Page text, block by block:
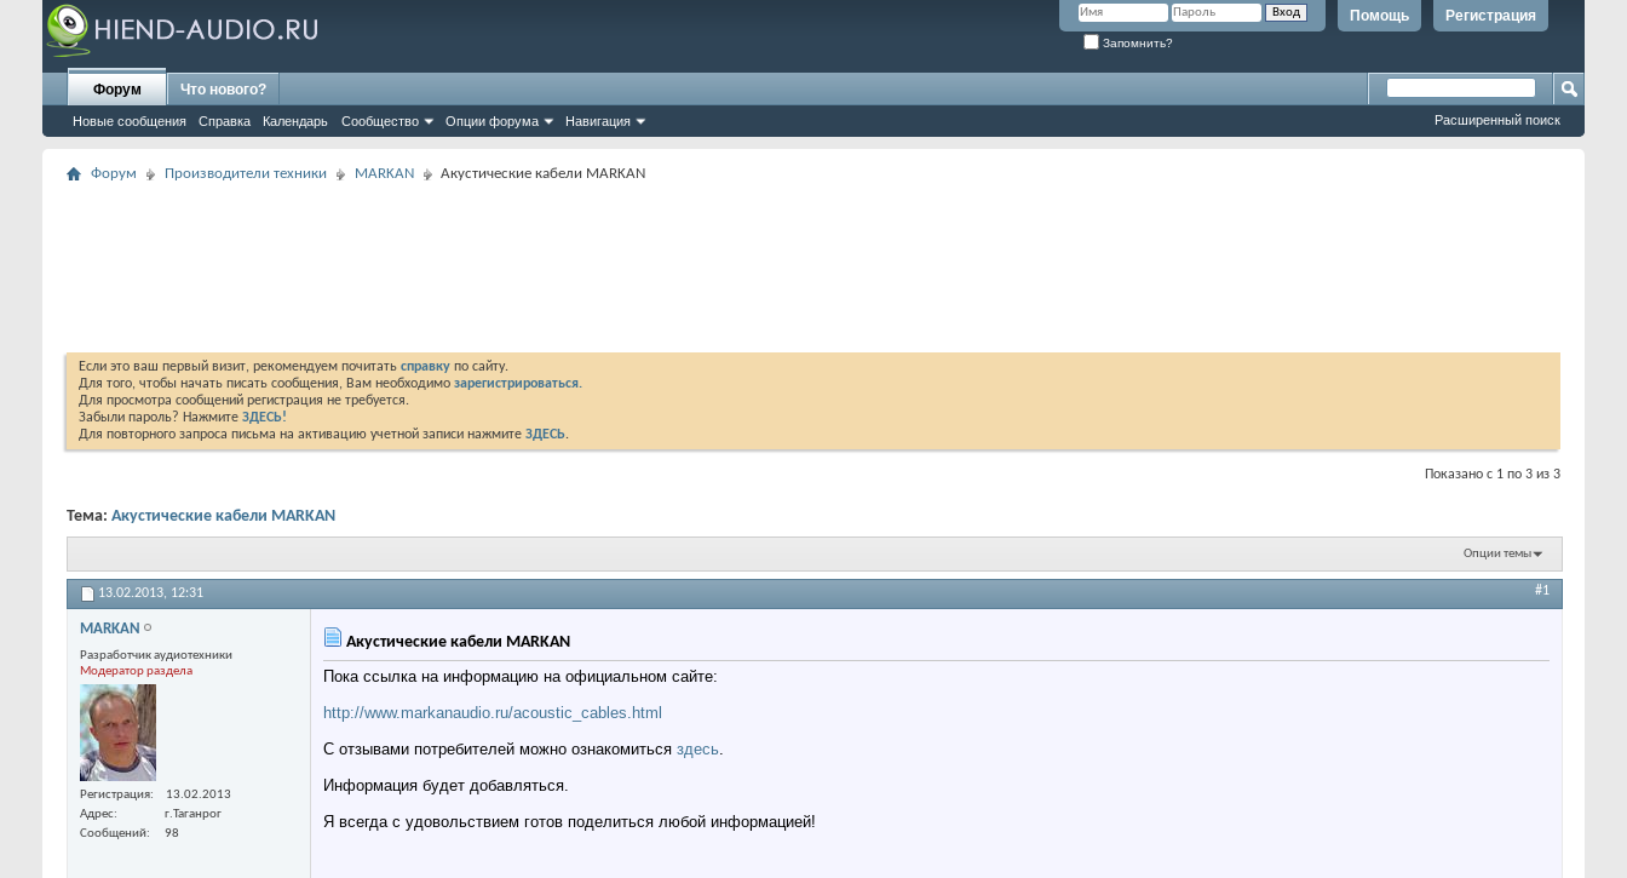
Регистрация
Помощь
Запомнить?
Форум
Новые сообщения Справка Календарь Сообщество Опции форума Навигация
Что нового?
Расширенный поиск
Форум Производители техники MARKAN Акустические кабели MARKAN
Если это ваш первый визит, рекомендуем почитать справку по сайту.
Для того, чтобы начать писать сообщения, Вам необходимо зарегистрироваться.
Для просмотра сообщений регистрация не требуется.
Забыли пароль? Нажмите ЗДЕСЬ!
Для повторного запроса письма на активацию учетной записи нажмите ЗДЕСЬ.
Показано с 1 по 3 из 3
Тема: Акустические кабели MARKAN
Опции темы
13.02.2013, 12:31 #1
MARKAN
Разработчик аудиотехники
Модератор раздела
Регистрация
13.02.2013
Адрес
г.Таганрог
Сообщений
98
Акустические кабели MARKAN
Пока ссылка на информацию на официальном сайте:
http://www.markanaudio.ru/acoustic_cables.html
С отзывами потребителей можно ознакомиться здесь.
Информация будет добавляться.
Я всегда с удовольствием готов поделиться любой информацией!